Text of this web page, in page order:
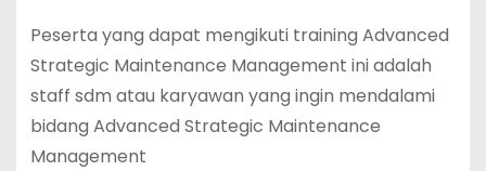
Peserta yang dapat mengikuti training Advanced
Strategic Maintenance Management ini adalah
staff sdm atau karyawan yang ingin mendalami
bidang Advanced Strategic Maintenance
Management